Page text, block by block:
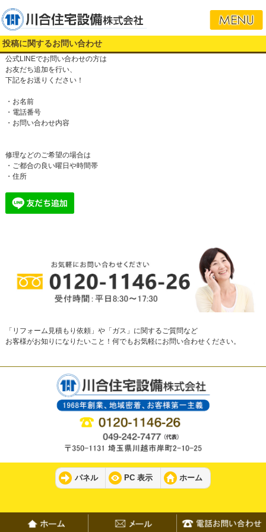
投稿に関するお問い合わせ
公式LINEでお問い合わせの方は
お友だち追加を行い、
下記をお送りください！
・お名前
・電話番号
・お問い合わせ内容
修理などのご希望の場合は
・ご都合の良い曜日や時間帯
・住所
「リフォーム見積もり依頼」や「ガス」に関するご質問など
お客様がお知りになりたいこと！何でもお気軽にお問い合わせください。
パネル PC 表示 ホーム